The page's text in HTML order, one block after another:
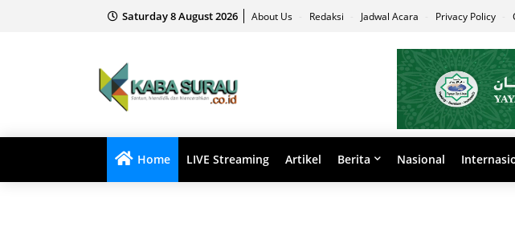
Saturday 8 August 2026 About Us Redaksi Jadwal Acara Privacy Policy
Home LIVE Streaming Artikel Berita Nasional